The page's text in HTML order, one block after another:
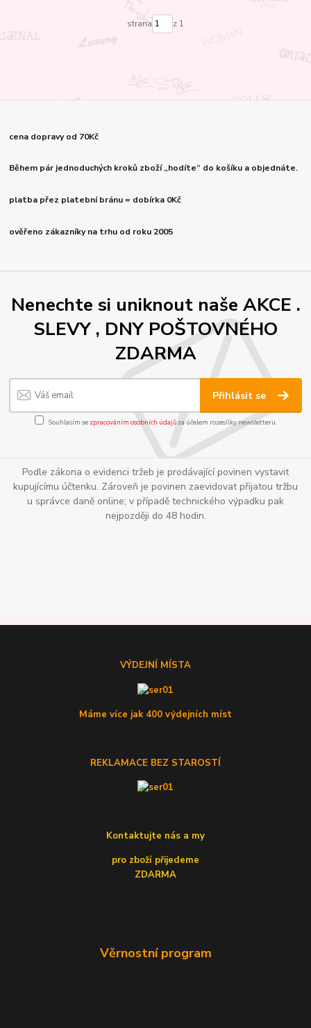
strana z 1
cena dopravy od 70Kč
Během pár jednoduchých kroků zboží „hodíte“ do košíku a objednáte.
platba přez platební bránu = dobírka 0Kč
ověřeno zákazníky na trhu od roku 2005
Nenechte si uniknout naše AKCE .
SLEVY , DNY POŠTOVNÉHO
ZDARMA
Přihlásit se
Souhlasím se zpracováním osobních údajůza účelem rozesílky newsletteru.
Podle zákona o evidenci tržeb je prodávající povinen vystavit
kupujícímu účtenku. Zároveň je povinen zaevidovat přijatou tržbu
u správce daně online; v případě technického výpadku pak
nejpozději do 48 hodin.
VÝDEJNÍ MÍSTA
Máme více jak 400 výdejních míst
REKLAMACE BEZ STAROSTÍ
Kontaktujte nás a my
pro zboží přijedeme
ZDARMA
Věrnostní program